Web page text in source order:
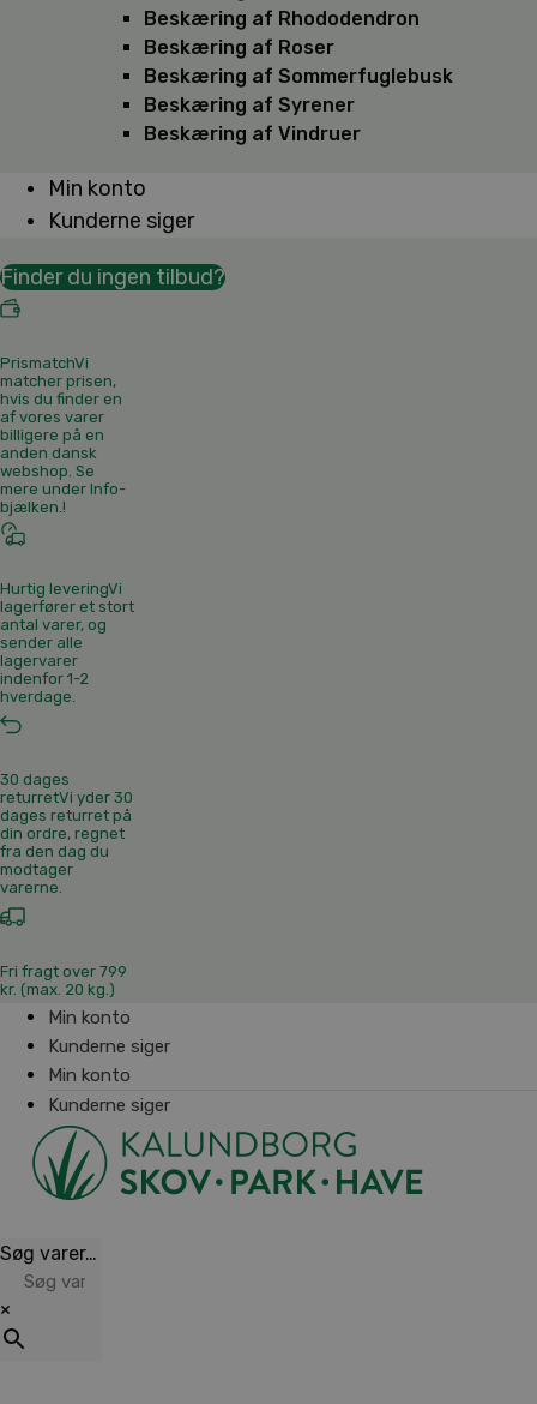
Beskæring af Rhododendron
Beskæring af Roser
Beskæring af Sommerfuglebusk
Beskæring af Syrener
Beskæring af Vindruer
Min konto
Kunderne siger
Finder du ingen tilbud?
PrismatchVi
matcher prisen,
hvis du finder en
af vores varer
billigere på en
anden dansk
webshop. Se
mere under Info-
bjælken.!
Hurtig leveringVi
lagerfører et stort
antal varer, og
sender alle
lagervarer
indenfor 1-2
hverdage.
30 dages
returretVi yder 30
dages returret på
din ordre, regnet
fra den dag du
modtager
varerne.
Fri fragt over 799
kr. (max. 20 kg.)
Min konto
Kunderne siger
Min konto
Kunderne siger
Søg varer…
×